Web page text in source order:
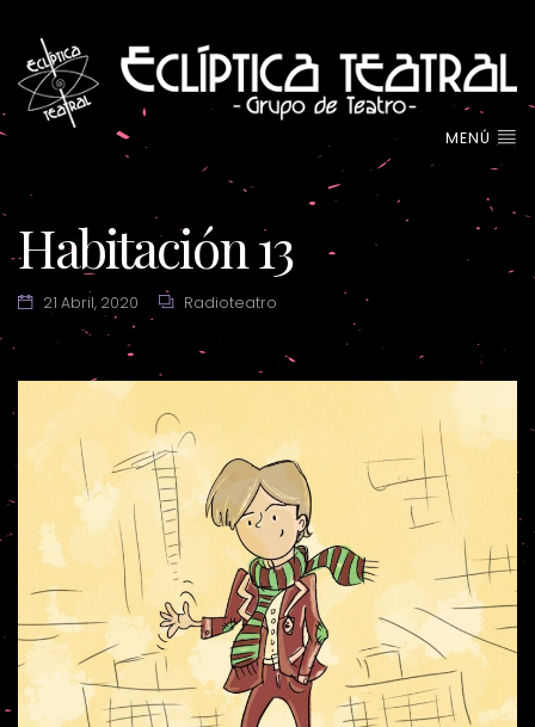
MENÚ
Habitación 13
21 Abril, 2020 Radioteatro